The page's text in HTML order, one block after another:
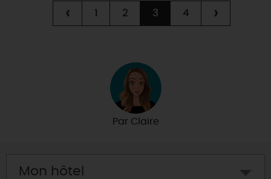
‹ 1 2 3 4 ›
Par Claire
Mon hôtel